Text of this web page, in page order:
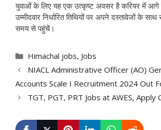
युवाओं के लिए यह एक उत्कृष्ट अवसर है करियर में
उम्मीदवार निर्धारित तिथियों पर अपने दस्तावेजों के साथ
समय से पहुंचें।
Categories
Himachal jobs, Jobs
NIACL Administrative Officer (AO)
Accounts Scale I Recruitment 2024 Out
TGT, PGT, PRT Jobs at AWES, Apply